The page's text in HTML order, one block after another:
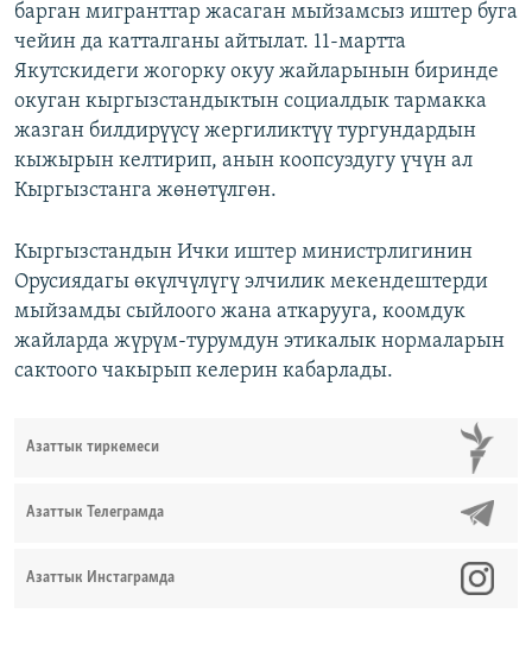
барган мигранттар жасаган мыйзамсыз иштер буга
чейин да катталганы айтылат. 11-мартта
Якутскидеги жогорку окуу жайларынын биринде
окуган кыргызстандыктын социалдык тармакка
жазган билдирүүсү жергиликтүү тургундардын
кыжырын келтирип, анын коопсуздугу үчүн ал
Кыргызстанга жөнөтүлгөн.
Кыргызстандын Ички иштер министрлигинин
Орусиядагы өкүлчүлүгү элчилик мекендештерди
мыйзамды сыйлоого жана аткарууга, коомдук
жайларда жүрүм-турумдун этикалык нормаларын
сактоого чакырып келерин кабарлады.
Азаттык тиркемеси
Азаттык Телеграмда
Азаттык Инстаграмда